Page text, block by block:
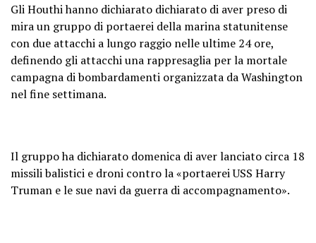
Gli Houthi hanno dichiarato dichiarato di aver preso di
mira un gruppo di portaerei della marina statunitense
con due attacchi a lungo raggio nelle ultime 24 ore,
definendo gli attacchi una rappresaglia per la mortale
campagna di bombardamenti organizzata da Washington
nel fine settimana.
Il gruppo ha dichiarato domenica di aver lanciato circa 18
missili balistici e droni contro la «portaerei USS Harry
Truman e le sue navi da guerra di accompagnamento».